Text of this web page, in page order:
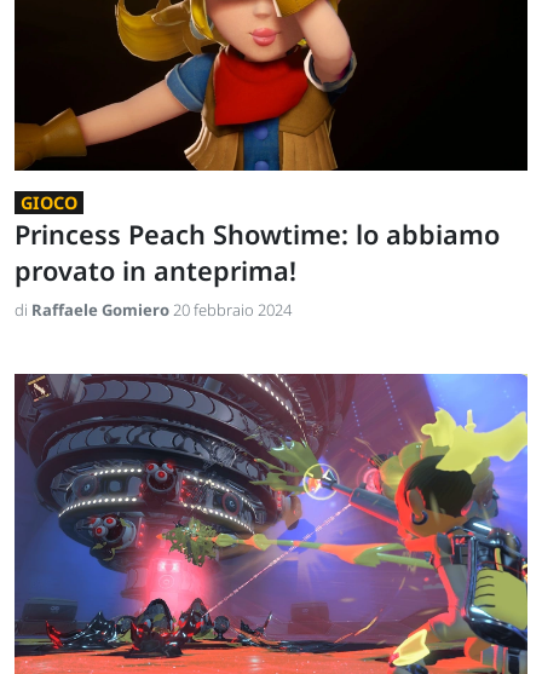
GIOCO
Princess Peach Showtime: lo abbiamo
provato in anteprima!
di Raffaele Gomiero20 febbraio 2024